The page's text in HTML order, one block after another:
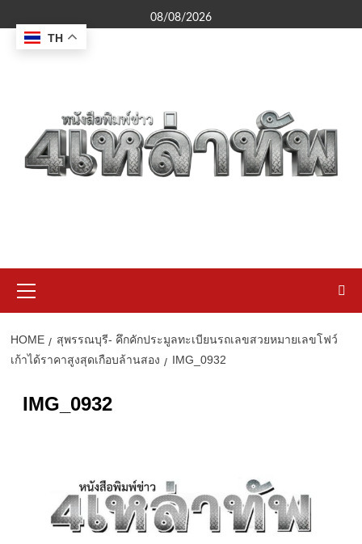
to
content
08/08/2026
Menu
HOME
สุพรรณบุรี- คึกคักประมูลทะเบียนรถเลขสวยหมายเลขโฟว์
เก้าได้ราคาสูงสุดเกือบล้านสอง
IMG_0932
IMG_0932
TH